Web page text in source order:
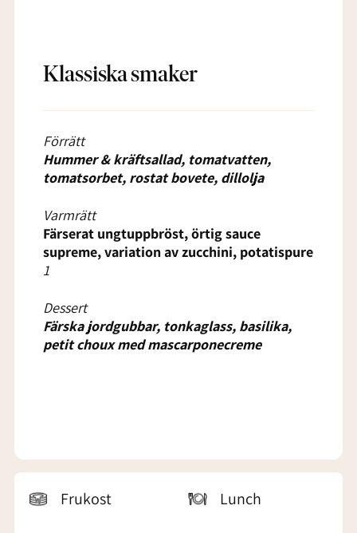
Frukost Lunch
Klassiska smaker
Förrätt
Hummer & kräftsallad, tomatvatten,
tomatsorbet, rostat bovete, dillolja
Varmrätt
Färserat ungtuppbröst, örtig sauce
supreme, variation av zucchini, potatispure
1
Dessert
Färska jordgubbar, tonkaglass, basilika,
petit choux med mascarponecreme